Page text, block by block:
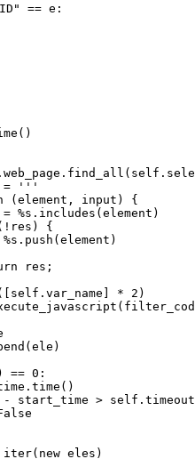
== e:
'''
(element, input) {
%s.includes(element)
{
res;
* 2)
== 0:
start_time >